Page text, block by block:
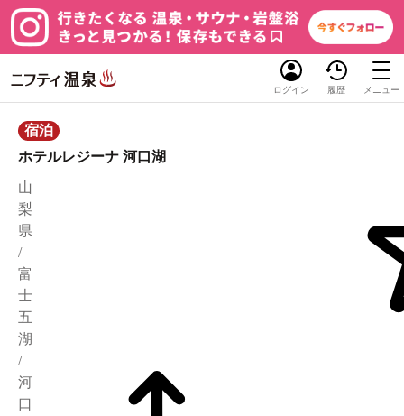
ログイン 履歴 メニュー
宿泊
ホテルレジーナ 河口湖
山
梨
県
/
富
士
五
湖
/
河
口